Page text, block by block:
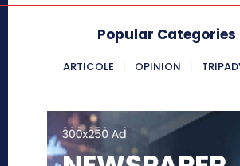
Popular Categories
ARTICOLE OPINION